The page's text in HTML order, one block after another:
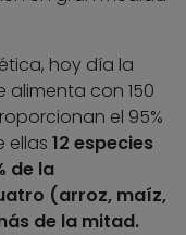
hoy día la
con 150
el 95%
ellas 12 especies
de la
(arroz, maíz,
de la mitad.